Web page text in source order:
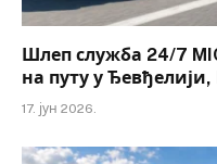
Шлеп служба 24/7
на путу у
17. јун 2026.